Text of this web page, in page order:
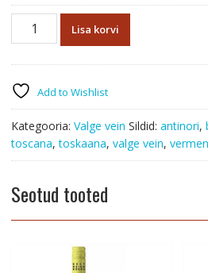
Tenuta
Guado
Vermentino
Bolgheri
DOC
kogus
Lisa korvi
Add to Wishlist
Kategooria: Valge vein Sildid: antinori,
toscana,toskaana, valge vein,
Seotud tooted